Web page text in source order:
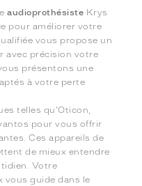
audioprothésiste Krys
pour améliorer votre
vous propose un
avec précision votre
présentons une
à votre perte
telles qu'Oticon,
pour vous offrir
Ces appareils de
de mieux entendre
Votre
vous guide dans le